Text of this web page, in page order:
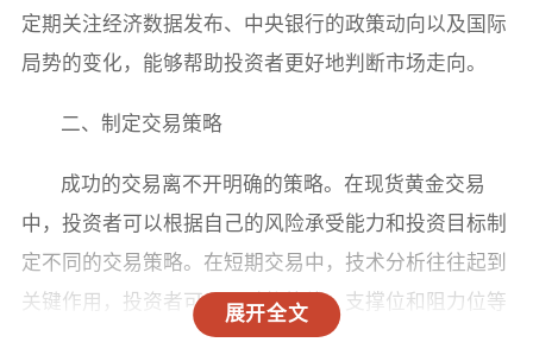
展开全文
定期关注经济数据发布、中央银行的政策动向以及国际
局势的变化，能够帮助投资者更好地判断市场走向。
二、制定交易策略
成功的交易离不开明确的策略。在现货黄金交易
中，投资者可以根据自己的风险承受能力和投资目标制
定不同的交易策略。在短期交易中，技术分析往往起到
关键作用，投资者可以通过趋势线、支撑位和阻力位等
工具进行分析。而对于中长期投资者，则可以关注基本